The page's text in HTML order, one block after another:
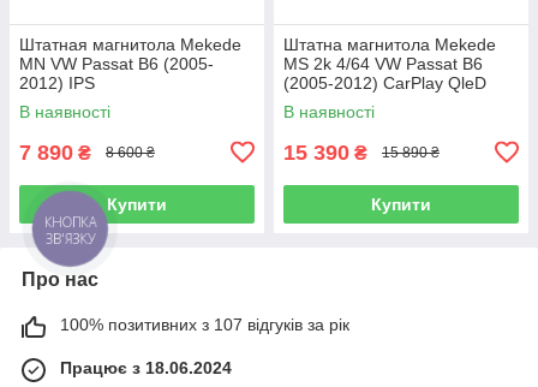
Штатная магнитола Mekede
MN VW Passat B6 (2005-
2012) IPS
В наявності
7 890 ₴ 8 600 ₴
Купити
Штатна магнитола Mekede
MS 2k 4/64 VW Passat B6
(2005-2012) CarPlay QleD
В наявності
15 390 ₴ 15 890 ₴
Купити
Про нас
100% позитивних з 107 відгуків за рік
Працює з 18.06.2024
КНОПКА
ЗВ'ЯЗКУ